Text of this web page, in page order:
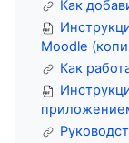
Как
Moodle
Как